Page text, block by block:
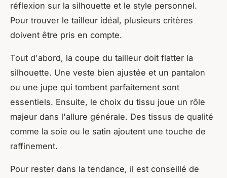
réflexion sur la silhouette et le style personnel.
Pour trouver le tailleur idéal, plusieurs critères
doivent être pris en compte.
Tout d'abord, la coupe du tailleur doit flatter la
silhouette. Une veste bien ajustée et un pantalon
ou une jupe qui tombent parfaitement sont
essentiels. Ensuite, le choix du tissu joue un rôle
majeur dans l'allure générale. Des tissus de qualité
comme la soie ou le satin ajoutent une touche de
raffinement.
Pour rester dans la tendance, il est conseillé de